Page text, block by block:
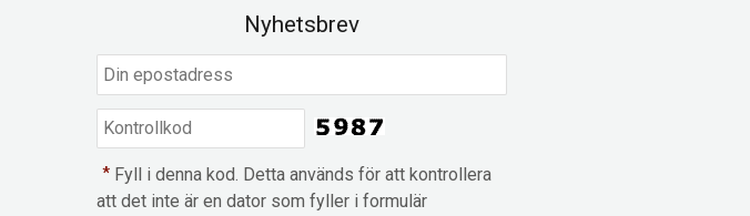
Nyhetsbrev
* Fyll i denna kod. Detta används för att kontrollera
att det inte är en dator som fyller i formulär